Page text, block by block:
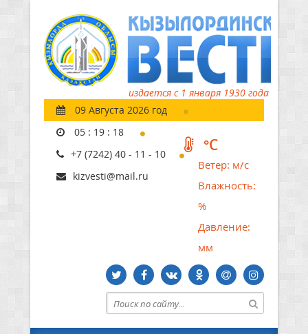
издается с 1 января 1930 года
09 Августа 2026 год
05 : 19 : 19
+7 (7242) 40 - 11 - 10
kizvesti@mail.ru
°C
Ветер: м/с
Влажность:
%
Давление:
мм